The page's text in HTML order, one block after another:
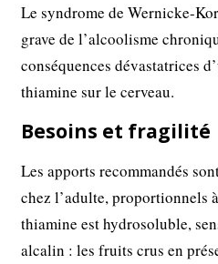
Le syndrome de Wernicke-
grave de l’alcoolisme
conséquences dévastatrices
thiamine sur le cerveau.
Besoins et fragilité
Les apports recommandés
chez l’adulte, proportionnels
thiamine est hydrosoluble,
alcalin : les fruits crus en